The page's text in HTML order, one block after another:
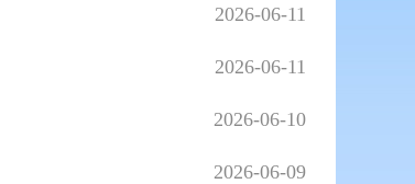
2026-06-11
2026-06-11
2026-06-10
2026-06-09